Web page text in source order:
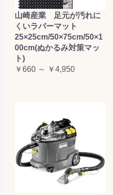
山崎産業 足元が汚れに
くいラバーマット
25×25cm/50×75cm/50×1
00cm(ぬかるみ対策マッ
ト)
￥660 ～ ￥4,950